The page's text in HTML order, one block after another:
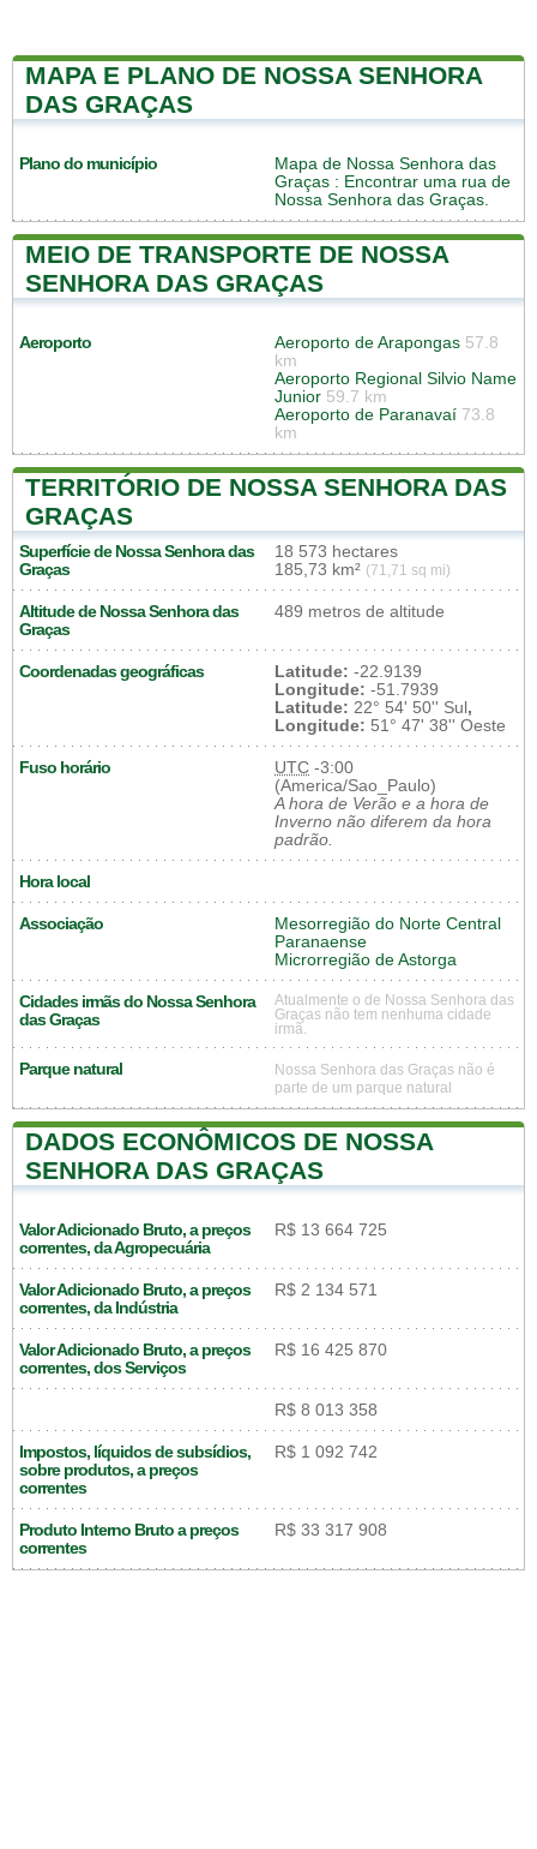
MAPA E PLANO DE NOSSA SENHORA
DAS GRAÇAS
Plano do município
Mapa de Nossa Senhora das
Graças : Encontrar uma rua de
Nossa Senhora das Graças.
MEIO DE TRANSPORTE DE NOSSA
SENHORA DAS GRAÇAS
Aeroporto Aeroporto de Arapongas 57.8
km
Aeroporto Regional Silvio Name
Junior 59.7 km
Aeroporto de Paranavaí 73.8
km
TERRITÓRIO DE NOSSA SENHORA DAS
GRAÇAS
Superfície de Nossa Senhora das
Graças
18 573 hectares
185,73 km² (71,71 sq mi)
Altitude de Nossa Senhora das
Graças
489 metros de altitude
Coordenadas geográficas Latitude: -22.9139
Longitude: -51.7939
Latitude: 22° 54' 50'' Sul,
Longitude: 51° 47' 38'' Oeste
Fuso horário UTC -3:00
(America/Sao_Paulo)
A hora de Verão e a hora de
Inverno não diferem da hora
padrão.
Hora local
Associação
Mesorregião do Norte Central
Paranaense
Microrregião de Astorga
Cidades irmãs do Nossa Senhora
das Graças
Atualmente o de Nossa Senhora das
Graças não tem nenhuma cidade
irmã.
Parque natural
Nossa Senhora das Graças não é
parte de um parque natural
DADOS ECONÔMICOS DE NOSSA
SENHORA DAS GRAÇAS
Valor Adicionado Bruto, a preços
correntes, da Agropecuária
R$ 13 664 725
Valor Adicionado Bruto, a preços
correntes, da Indústria
R$ 2 134 571
Valor Adicionado Bruto, a preços
correntes, dos Serviços
R$ 16 425 870
R$ 8 013 358
Impostos, líquidos de subsídios,
sobre produtos, a preços
correntes
R$ 1 092 742
Produto Interno Bruto a preços
correntes
R$ 33 317 908